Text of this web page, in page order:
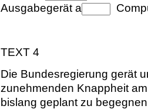
Ausgabegerät a
TEXT 4
Die Bundesregierung gerät
zunehmenden Knappheit
bislang geplant zu